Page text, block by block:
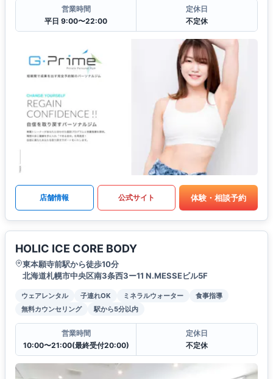
営業時間
平日 9:00〜22:00
定休日
不定休
店舗情報 公式サイト 体験・相談予約
HOLIC ICE CORE BODY
東本願寺前駅から徒歩10分
北海道札幌市中央区南3条西3ー11 N.MESSEビル5F
ウェアレンタル 子連れOK ミネラルウォーター
食事指導
無料カウンセリング
駅から5分以内
営業時間
10:00〜21:00(最終受付20:00)
定休日
不定休